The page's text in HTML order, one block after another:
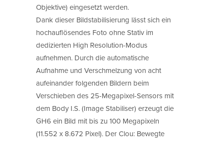
Objektive) eingesetzt werden.
Dank dieser Bildstabilisierung lässt sich ein
hochauflösendes Foto ohne Stativ im
dedizierten High Resolution-Modus
aufnehmen. Durch die automatische
Aufnahme und Verschmelzung von acht
aufeinander folgenden Bildern beim
Verschieben des 25-Megapixel-Sensors mit
dem Body I.S. (Image Stabiliser) erzeugt die
GH6 ein Bild mit bis zu 100 Megapixeln
(11.552 x 8.672 Pixel). Der Clou: Bewegte